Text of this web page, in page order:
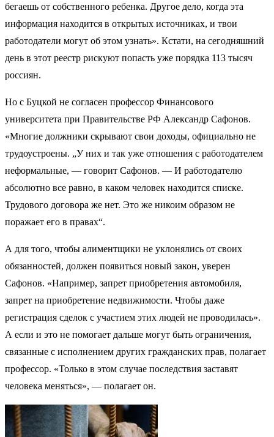
бегаешь от собственного ребенка. Другое дело, когда эта
информация находится в открытых источниках, и твои
работодатели могут об этом узнать». Кстати, на сегодняшний
день в этот реестр рискуют попасть уже порядка 113 тысяч
россиян.
Но с Буцкой не согласен профессор Финансового
университета при Правительстве РФ Александр Сафонов.
«Многие должники скрывают свои доходы, официально не
трудоустроены. „У них и так уже отношения с работодателем
неформальные, — говорит Сафонов. — И работодателю
абсолютно все равно, в каком человек находится списке.
Трудового договора же нет. Это же никоим образом не
поражает его в правах“.
А для того, чтобы алиментщики не уклонялись от своих
обязанностей, должен появиться новый закон, уверен
Сафонов. «Например, запрет приобретения автомобиля,
запрет на приобретение недвижимости. Чтобы даже
регистрация сделок с участием этих людей не проводилась».
А если и это не помогает дальше могут быть ограничения,
связанные с исполнением других гражданских прав, полагает
профессор. «Только в этом случае последствия заставят
человека меняться», — полагает он.